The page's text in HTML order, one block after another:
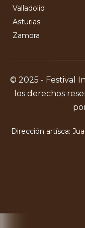
Valladolid
Asturias
Zamora
© 2025 - Festival
los derechos
Dirección artísca: